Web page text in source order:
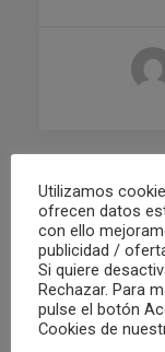
Utilizamos
ofrecen datos
con ello
publicidad /
Si quiere
Rechazar. Para
pulse el botón
Cookies de